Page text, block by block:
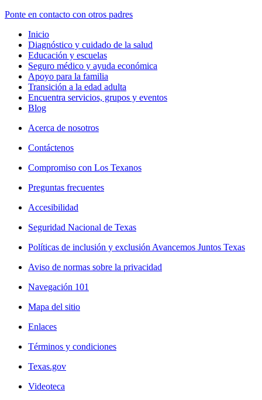
Ponte en contacto con otros padres
Inicio
Diagnóstico y cuidado de la salud
Educación y escuelas
Seguro médico y ayuda económica
Apoyo para la familia
Transición a la edad adulta
Encuentra servicios, grupos y eventos
Blog
Acerca de nosotros
Contáctenos
Compromiso con Los Texanos
Preguntas frecuentes
Accesibilidad
Seguridad Nacional de Texas
Políticas de inclusión y exclusión Avancemos Juntos Texas
Aviso de normas sobre la privacidad
Navegación 101
Mapa del sitio
Enlaces
Términos y condiciones
Texas.gov
Videoteca